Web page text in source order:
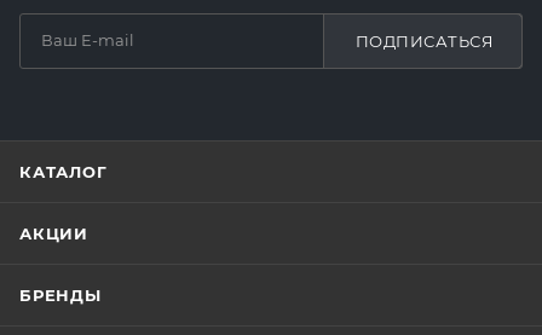
ПОДПИСАТЬСЯ
КАТАЛОГ
АКЦИИ
БРЕНДЫ